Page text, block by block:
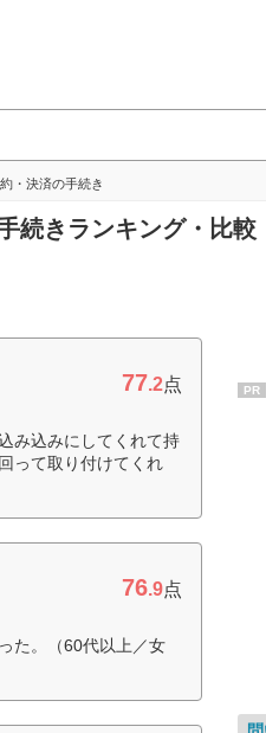
・決済の手続き
続きランキング・比較
77.2点
み込みにしてくれて持
って取り付けてくれ
76.9点
た。（60代以上／女
PR